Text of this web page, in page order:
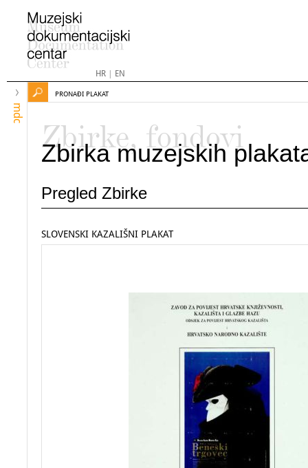
HR| EN
mdc
PRONAĐI PLAKAT
Zbirke, fondovi
Zbirka muzejskih
Pregled Zbirke
SLOVENSKI KAZALIŠNI PLAKAT